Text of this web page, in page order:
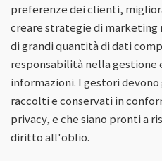
preferenze dei clienti,
creare strategie di
di grandi quantità di dati
responsabilità nella gestione
informazioni. I gestori
raccolti e conservati in
privacy, e che siano pronti a
diritto all'oblio.